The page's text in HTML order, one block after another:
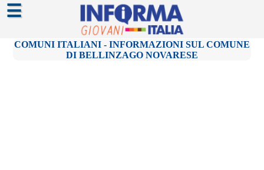
☰
COMUNI ITALIANI - INFORMAZIONI SUL COMUNE
DI BELLINZAGO NOVARESE